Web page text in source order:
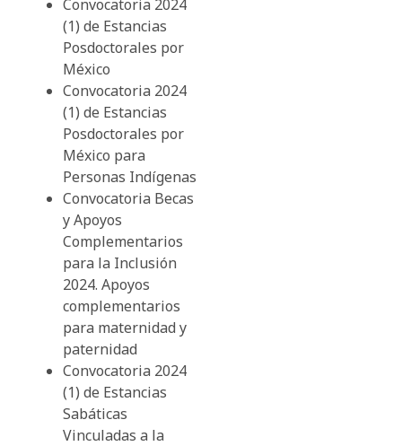
Convocatoria 2024
(1) de Estancias
Posdoctorales por
México
Convocatoria 2024
(1) de Estancias
Posdoctorales por
México para
Personas Indígenas
Convocatoria Becas
y Apoyos
Complementarios
para la Inclusión
2024. Apoyos
complementarios
para maternidad y
paternidad
Convocatoria 2024
(1) de Estancias
Sabáticas
Vinculadas a la